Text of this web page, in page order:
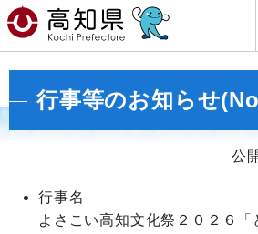
行事等のお知らせ
公
行事名
よさこい高知文化祭２０２６